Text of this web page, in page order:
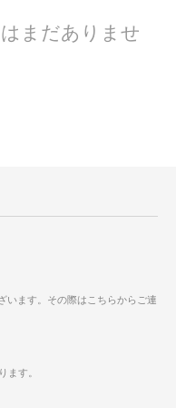
まだありませ
います。その際はこちらからご連
ます。